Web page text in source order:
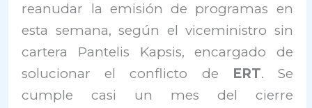
reanudar la emisión de programas en
esta semana, según el viceministro sin
cartera Pantelis Kapsis, encargado de
solucionar el conflicto de
ERT. Se
cumple casi un mes del cierre